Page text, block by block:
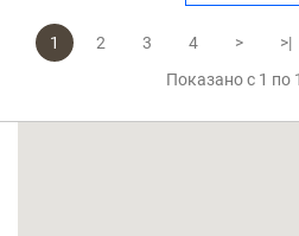
1 2 3 4 >
>|
Показано с 1 по